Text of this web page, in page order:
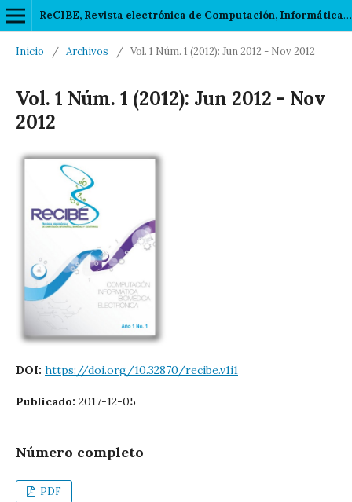
ReCIBE, Revista electrónica de Computación, Informática, Biomédica y Electrónica
Inicio / Archivos / Vol. 1 Núm. 1 (2012): Jun 2012 - Nov 2012
Vol. 1 Núm. 1 (2012): Jun 2012 - Nov
2012
DOI: https://doi.org/10.32870/recibe.v1i1
Publicado: 2017-12-05
Número completo
PDF